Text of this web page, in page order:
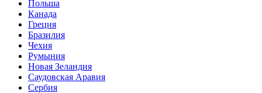
Польша
Канада
Греция
Бразилия
Чехия
Румыния
Новая Зеландия
Саудовская Аравия
Сербия